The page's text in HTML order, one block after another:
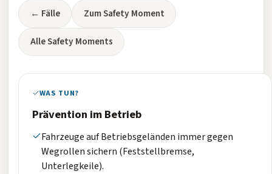
WAS TUN?
Prävention im Betrieb
Fahrzeuge auf Betriebsgeländen immer gegen
Wegrollen sichern (Feststellbremse,
Unterlegkeile).
← Fälle Zum Safety Moment
Alle Safety Moments